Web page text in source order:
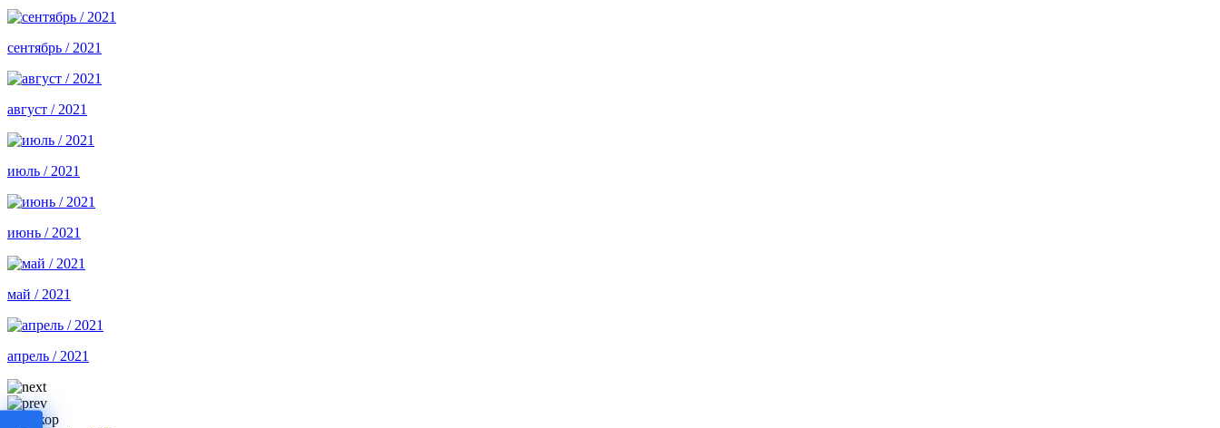
сентябрь / 2021
август / 2021
июль / 2021
июнь / 2021
май / 2021
апрель / 2021